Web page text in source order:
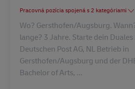
Pracovná pozícia spojená s 2 kategóriami
Wo? Gersthofen/Augsburg.
lange? 3 Jahre. Starte dein
Deutschen Post AG, NL Betrieb in
Gersthofen/Augsburg und der
Bachelor of Arts, ...